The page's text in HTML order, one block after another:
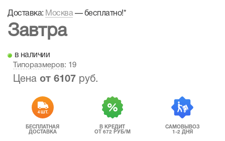
Доставка: Москва— бесплатно!*
Завтра
в наличии
Типоразмеров: 19
Цена от 6107 руб.
4 ШТ.
БЕСПЛАТНАЯ
ДОСТАВКА
В КРЕДИТ
ОТ 672 РУБ/М
САМОВЫВОЗ
1-2 ДНЯ